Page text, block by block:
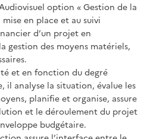
option « Gestion de la
en place et au suivi
d’un projet en
gestion des moyens matériels,
et en fonction du degré
il analyse la situation, évalue les
planifie et organise, assure
et le déroulement du projet
budgétaire.